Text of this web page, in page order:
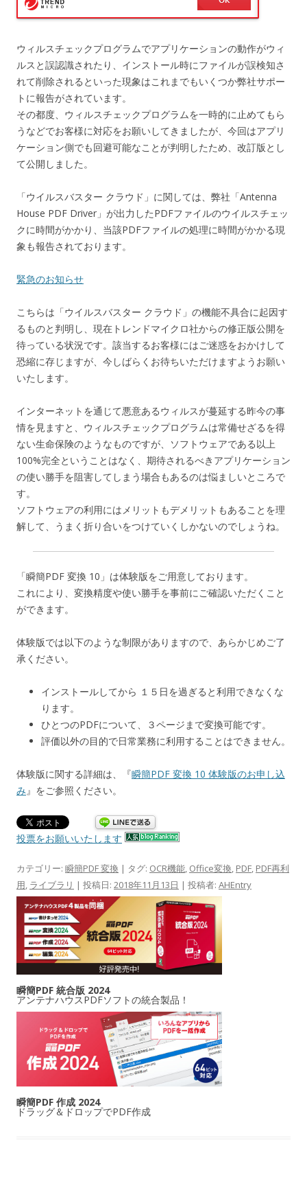
ウィルスチェックプログラムでアプリケーションの動作がウィ
ルスと誤認識されたり、インストール時にファイルが誤検知さ
れて削除されるといった現象はこれまでもいくつか弊社サポー
トに報告がされています。
その都度、ウィルスチェックプログラムを一時的に止めてもら
うなどでお客様に対応をお願いしてきましたが、今回はアプリ
ケーション側でも回避可能なことが判明したため、改訂版とし
て公開しました。
「ウイルスバスター クラウド」に関しては、弊社「Antenna
House PDF Driver」が出力したPDFファイルのウイルスチェッ
クに時間がかかり、当該PDFファイルの処理に時間がかかる現
象も報告されております。
緊急のお知らせ
こちらは「ウイルスバスター クラウド」の機能不具合に起因す
るものと判明し、現在トレンドマイクロ社からの修正版公開を
待っている状況です。該当するお客様にはご迷惑をおかけして
恐縮に存じますが、今しばらくお待ちいただけますようお願い
いたします。
インターネットを通じて悪意あるウィルスが蔓延する昨今の事
情を見ますと、ウィルスチェックプログラムは常備せざるを得
ない生命保険のようなものですが、ソフトウェアである以上
100%完全ということはなく、期待されるべきアプリケーション
の使い勝手を阻害してしまう場合もあるのは悩ましいところで
す。
ソフトウェアの利用にはメリットもデメリットもあることを理
解して、うまく折り合いをつけていくしかないのでしょうね。
「瞬簡PDF 変換 10」は体験版をご用意しております。
これにより、変換精度や使い勝手を事前にご確認いただくこと
ができます。
体験版では以下のような制限がありますので、あらかじめご了
承ください。
インストールしてから １５日を過ぎると利用できなくな
ります。
ひとつのPDFについて、３ページまで変換可能です。
評価以外の目的で日常業務に利用することはできません。
体験版に関する詳細は、『瞬簡PDF 変換 10 体験版のお申し込
み 』をご参照ください。
投票をお願いいたします
カテゴリー: 瞬簡PDF 変換 | タグ: OCR機能, Office変換, PDF, PDF再利
用, ライブラリ | 投稿日: 2018年11月13日 | 投稿者: AHEntry
瞬簡PDF 統合版 2024
アンテナハウスPDFソフトの統合製品！
瞬簡PDF 作成 2024
ドラッグ＆ドロップでPDF作成